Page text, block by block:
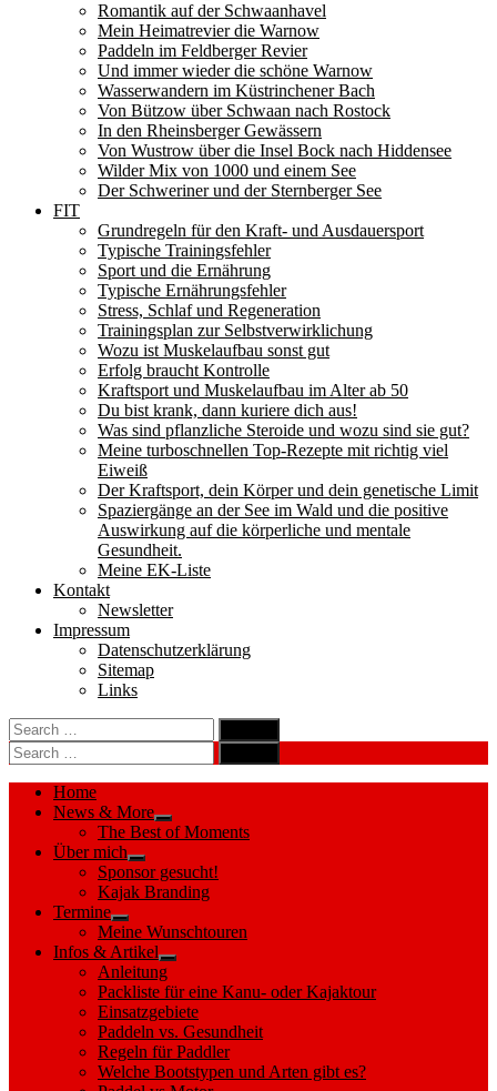
Romantik auf der Schwaanhavel
Mein Heimatrevier die Warnow
Paddeln im Feldberger Revier
Und immer wieder die schöne Warnow
Wasserwandern im Küstrinchener Bach
Von Bützow über Schwaan nach Rostock
In den Rheinsberger Gewässern
Von Wustrow über die Insel Bock nach Hiddensee
Wilder Mix von 1000 und einem See
Der Schweriner und der Sternberger See
FIT
Grundregeln für den Kraft- und Ausdauersport
Typische Trainingsfehler
Sport und die Ernährung
Typische Ernährungsfehler
Stress, Schlaf und Regeneration
Trainingsplan zur Selbstverwirklichung
Wozu ist Muskelaufbau sonst gut
Erfolg braucht Kontrolle
Kraftsport und Muskelaufbau im Alter ab 50
Du bist krank, dann kuriere dich aus!
Was sind pflanzliche Steroide und wozu sind sie gut?
Meine turboschnellen Top-Rezepte mit richtig viel
Eiweiß
Der Kraftsport, dein Körper und dein genetische Limit
Spaziergänge an der See im Wald und die positive
Auswirkung auf die körperliche und mentale
Gesundheit.
Meine EK-Liste
Kontakt
Newsletter
Impressum
Datenschutzerklärung
Sitemap
Links
Search
for:
Search
Search
for:
Search
Home
News & More
Show
sub
The Best of Moments
Über mich
Show
sub
menu
Sponsor gesucht!
Kajak Branding
Termine
Show
sub
menu
Meine Wunschtouren
Infos & Artikel
Show
sub
menu
Anleitung
Packliste für eine Kanu- oder Kajaktour
Einsatzgebiete
Paddeln vs. Gesundheit
Regeln für Paddler
Welche Bootstypen und Arten gibt es?